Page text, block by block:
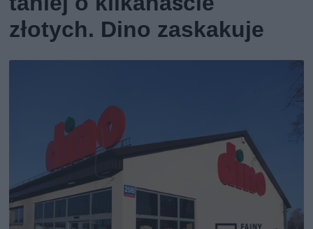
złotych. Dino zaskakuje